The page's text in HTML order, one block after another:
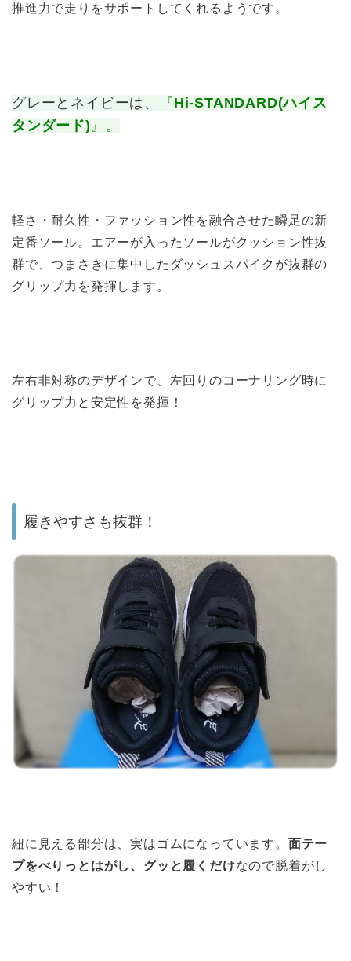
推進力で走りをサポートしてくれるようです。
グレーとネイビーは、 『 Hi-STANDARD(ハイス
タンダード) 』。
軽さ・耐久性・ファッション性を融合させた瞬足の新
定番ソール。エアーが入ったソールがクッション性抜
群で、つまさきに集中したダッシュスパイクが抜群の
グリップ力を発揮します。
左右非対称のデザインで、左回りのコーナリング時に
グリップ力と安定性を発揮！
履きやすさも抜群！
紐に見える部分は、実はゴムになっています。 面テー
プをべりっとはがし、グッと履くだけなので脱着がし
やすい！